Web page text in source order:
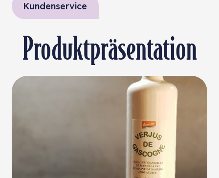
Kundenservice
Produktpräsentation